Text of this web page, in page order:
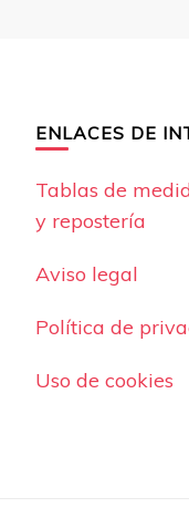
ENLACES DE
Tablas de
y repostería
Aviso legal
Política de
Uso de cookies